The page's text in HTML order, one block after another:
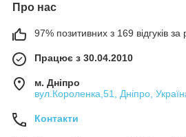
Про нас
97% позитивних з 169 відгуків за
Працює з 30.04.2010
м. Дніпро
вул.Короленка,51, Дніпро,
Контакти